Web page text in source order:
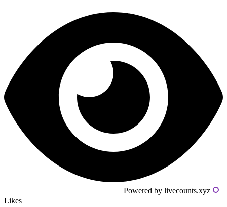
Powered by livecounts.xyz
Likes